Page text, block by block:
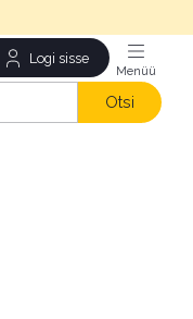
Logi sisse
Otsi